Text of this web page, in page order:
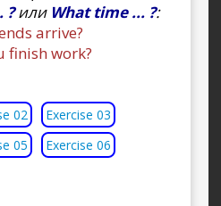
?или What time ... ?:
arrive?
finish work?
02
Exercise 03
05 Exercise 06